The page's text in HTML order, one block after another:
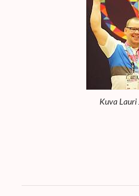
Kuva Lauri